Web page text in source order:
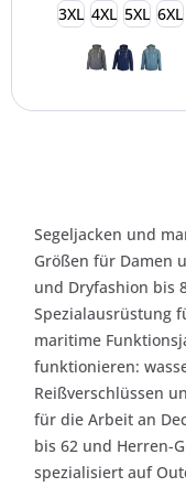
3XL 4XL 5XL 6XL
Segeljacken und
Größen für Damen
und Dryfashion bis
Spezialausrüstung
maritime
funktionieren:
Reißverschlüssen
für die Arbeit an
bis 62 und Herren-
spezialisiert auf